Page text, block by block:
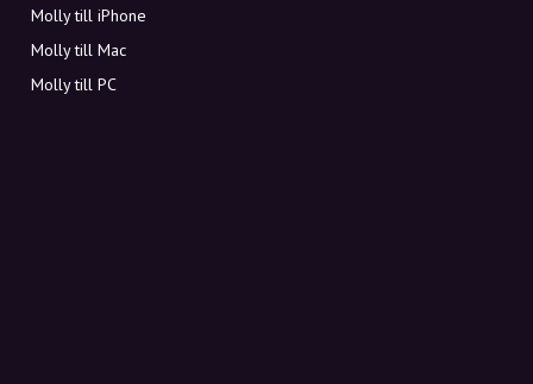
Molly till iPhone
Molly till Mac
Molly till PC